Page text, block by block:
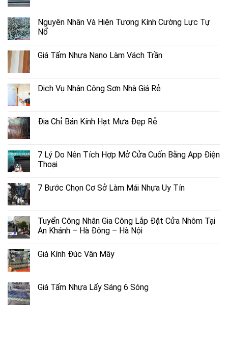
Nguyên Nhân Và Hiện Tượng Kính Cường Lực Tự
Nổ
Giá Tấm Nhựa Nano Làm Vách Trần
Dịch Vụ Nhân Công Sơn Nhà Giá Rẻ
Địa Chỉ Bán Kính Hạt Mưa Đẹp Rẻ
7 Lý Do Nên Tích Hợp Mở Cửa Cuốn Bằng App Điện
Thoại
7 Bước Chọn Cơ Sở Làm Mái Nhựa Uy Tín
Tuyển Công Nhân Gia Công Lắp Đặt Cửa Nhôm Tại
An Khánh – Hà Đông – Hà Nội
Giá Kính Đúc Vân Mây
Giá Tấm Nhựa Lấy Sáng 6 Sóng